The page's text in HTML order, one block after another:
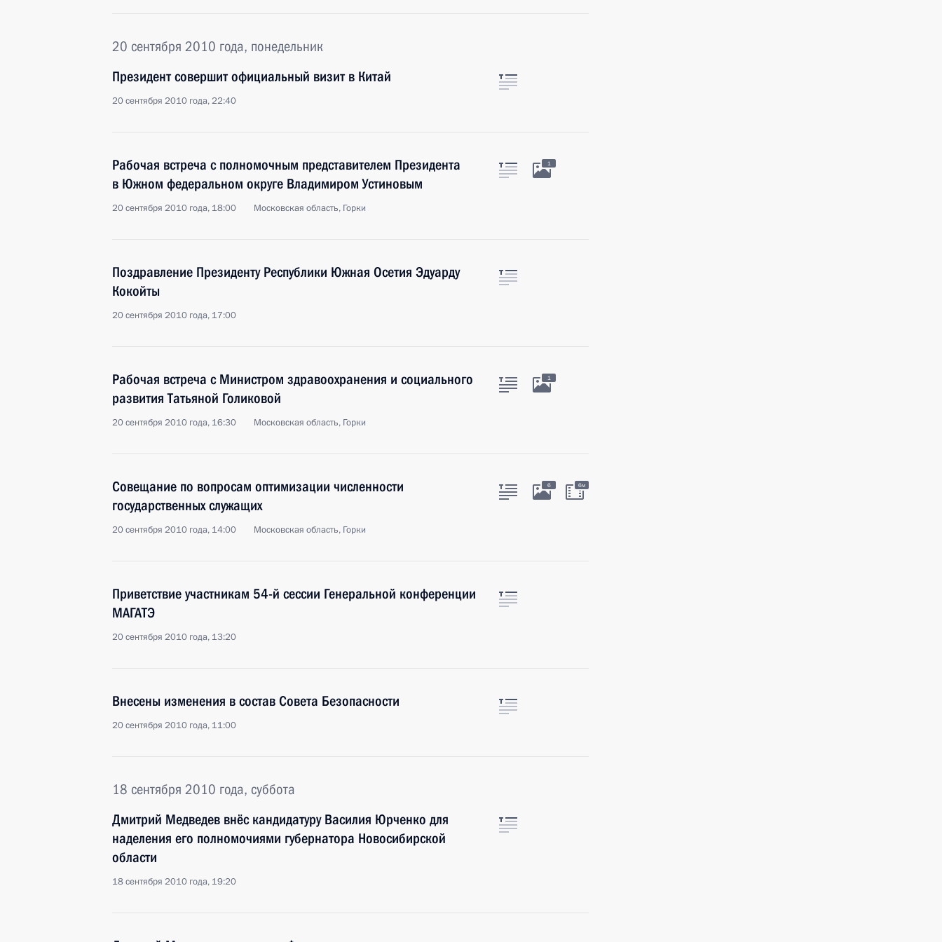
20 сентября 2010 года, понедельник
Президент совершит официальный визит в Китай
20 сентября 2010 года, 22:40
Рабочая встреча с полномочным представителем Президента
в Южном федеральном округе Владимиром Устиновым
20 сентября 2010 года, 18:00 Московская область, Горки
1
Поздравление Президенту Республики Южная Осетия Эдуарду
Кокойты
20 сентября 2010 года, 17:00
Рабочая встреча с Министром здравоохранения и социального
развития Татьяной Голиковой
20 сентября 2010 года, 16:30 Московская область, Горки
1
Совещание по вопросам оптимизации численности
государственных служащих
20 сентября 2010 года, 14:00 Московская область, Горки
6 6м
Приветствие участникам 54-й сессии Генеральной конференции
МАГАТЭ
20 сентября 2010 года, 13:20
Внесены изменения в состав Совета Безопасности
20 сентября 2010 года, 11:00
18 сентября 2010 года, суббота
Дмитрий Медведев внёс кандидатуру Василия Юрченко для
наделения его полномочиями губернатора Новосибирской
области
18 сентября 2010 года, 19:20